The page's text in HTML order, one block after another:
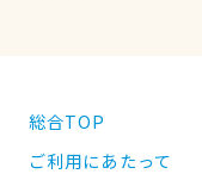
総合TOP
ご利用にあたって